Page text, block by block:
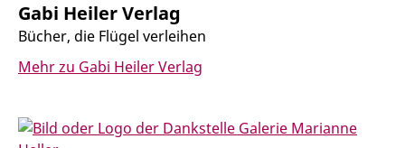
Gabi Heiler Verlag
Bücher, die Flügel verleihen
Mehr zu Gabi Heiler Verlag